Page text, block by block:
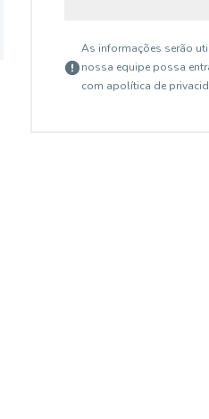
As informações serão
nossa equipe possa
com apolítica de